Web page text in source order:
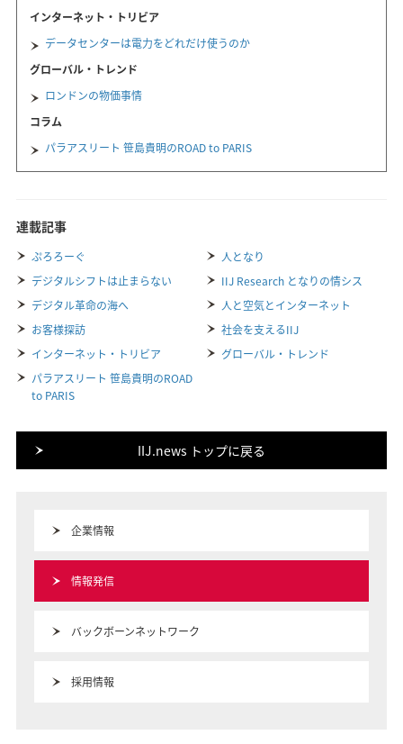
インターネット・トリビア
データセンターは電力をどれだけ使うのか
グローバル・トレンド
ロンドンの物価事情
コラム
パラアスリート 笹島貴明のROAD to PARIS
連載記事
ぷろろーぐ
人となり
デジタルシフトは止まらない
IIJ Research となりの情シス
デジタル革命の海へ
人と空気とインターネット
お客様探訪
社会を支えるIIJ
インターネット・トリビア
グローバル・トレンド
パラアスリート 笹島貴明のROAD
to PARIS
IIJ.news トップに戻る
企業情報
情報発信
バックボーンネットワーク
採用情報